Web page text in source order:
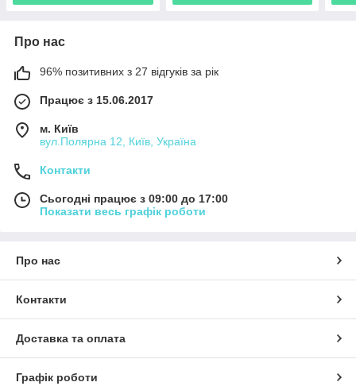
Про нас
96% позитивних з 27 відгуків за рік
Працює з 15.06.2017
м. Київ
вул.Полярна 12, Київ, Україна
Контакти
Сьогодні працює з 09:00 до 17:00
Показати весь графік роботи
Про нас
Контакти
Доставка та оплата
Графік роботи